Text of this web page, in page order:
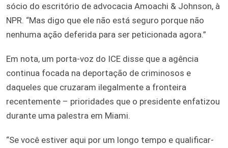
sócio do escritório de advocacia Amoachi & Johnson, à
NPR. “Mas digo que ele não está seguro porque não
nenhuma ação deferida para ser peticionada agora.”
Em nota, um porta-voz do ICE disse que a agência
continua focada na deportação de criminosos e
daqueles que cruzaram ilegalmente a fronteira
recentemente – prioridades que o presidente enfatizou
durante uma palestra em Miami.
“Se você estiver aqui por um longo tempo e qualificar-